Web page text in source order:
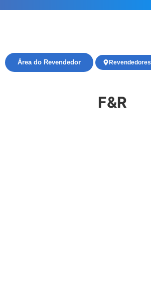
Revendedores
Área do Revendedor
F&R